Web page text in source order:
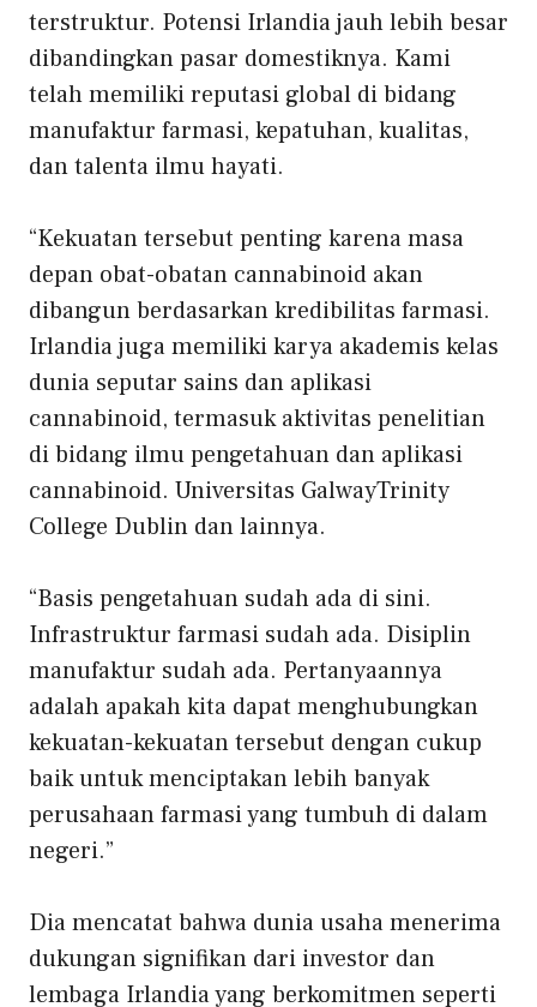
terstruktur. Potensi Irlandia jauh lebih besar
dibandingkan pasar domestiknya. Kami
telah memiliki reputasi global di bidang
manufaktur farmasi, kepatuhan, kualitas,
dan talenta ilmu hayati.
“Kekuatan tersebut penting karena masa
depan obat-obatan cannabinoid akan
dibangun berdasarkan kredibilitas farmasi.
Irlandia juga memiliki karya akademis kelas
dunia seputar sains dan aplikasi
cannabinoid, termasuk aktivitas penelitian
di bidang ilmu pengetahuan dan aplikasi
cannabinoid. Universitas GalwayTrinity
College Dublin dan lainnya.
“Basis pengetahuan sudah ada di sini.
Infrastruktur farmasi sudah ada. Disiplin
manufaktur sudah ada. Pertanyaannya
adalah apakah kita dapat menghubungkan
kekuatan-kekuatan tersebut dengan cukup
baik untuk menciptakan lebih banyak
perusahaan farmasi yang tumbuh di dalam
negeri.”
Dia mencatat bahwa dunia usaha menerima
dukungan signifikan dari investor dan
lembaga Irlandia yang berkomitmen seperti